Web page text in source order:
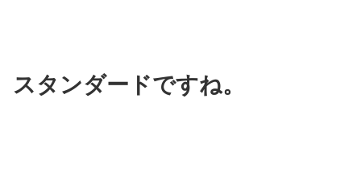
スタンダードですね。